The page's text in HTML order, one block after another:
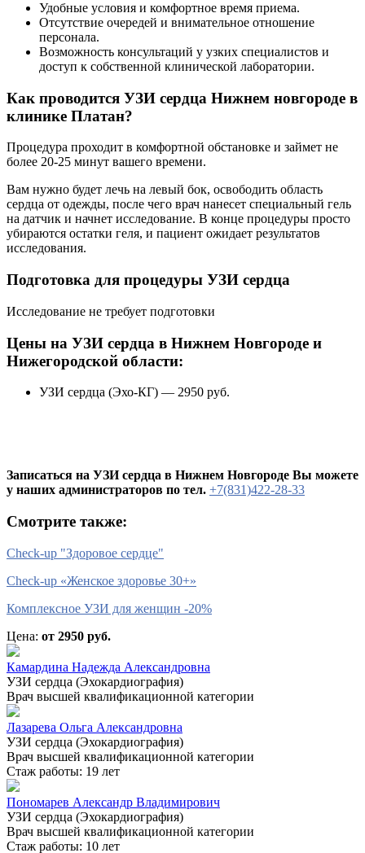
Удобные условия и комфортное время приема.
Отсутствие очередей и внимательное отношение
персонала.
Возможность консультаций у узких специалистов и
доступ к собственной клинической лаборатории.
Как проводится УЗИ сердца Нижнем новгороде в
клинике Платан?
Процедура проходит в комфортной обстановке и займет не
более 20-25 минут вашего времени.
Вам нужно будет лечь на левый бок, освободить область
сердца от одежды, после чего врач нанесет специальный гель
на датчик и начнет исследование. В конце процедуры просто
убираются остатки геля, и пациент ожидает результатов
исследования.
Подготовка для процедуры УЗИ сердца
Исследование не требует подготовки
Цены на УЗИ сердца в Нижнем Новгороде и
Нижегородской области:
УЗИ сердца (Эхо-КГ) — 2950 руб.
Записаться на УЗИ сердца в Нижнем Новгороде Вы можете
у наших администраторов по тел. +7(831)422-28-33
Смотрите также:
Check-up "Здоровое сердце"
Check-up «Женское здоровье 30+»
Комплексное УЗИ для женщин -20%
Цена: от 2950 руб.
Камардина Надежда Александровна
УЗИ сердца (Эхокардиография)
Врач высшей квалификационной категории
Лазарева Ольга Александровна
УЗИ сердца (Эхокардиография)
Врач высшей квалификационной категории
Стаж работы: 19 лет
Пономарев Александр Владимирович
УЗИ сердца (Эхокардиография)
Врач высшей квалификационной категории
Стаж работы: 10 лет